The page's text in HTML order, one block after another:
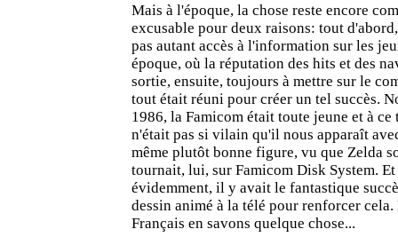
Mais à l'époque, la chose reste encore
excusable pour deux raisons: tout
pas autant accès à l'information sur les
époque, où la réputation des hits et des
sortie, ensuite, toujours à mettre sur le
tout était réuni pour créer un tel succès.
1986, la Famicom était toute jeune et à
n'était pas si vilain qu'il nous apparaît
même plutôt bonne figure, vu que Zelda
tournait, lui, sur Famicom Disk System.
évidemment, il y avait le fantastique
dessin animé à la télé pour renforcer cela.
Français en savons quelque chose...